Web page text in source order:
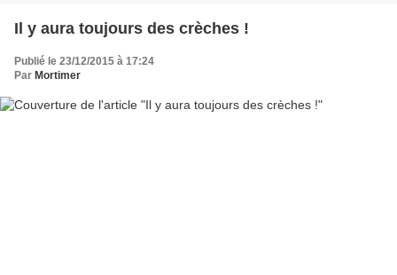
Il y aura toujours des crèches !
Publié le 23/12/2015 à 17:24
Par Mortimer